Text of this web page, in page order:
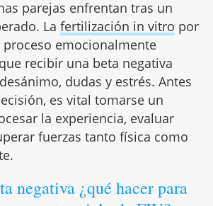
parejas enfrentan tras un
La fertilización in vitro por
emocionalmente
recibir una beta negativa
dudas y estrés. Antes
es vital tomarse un
la experiencia, evaluar
fuerzas tanto física como
negativa ¿qué hacer para